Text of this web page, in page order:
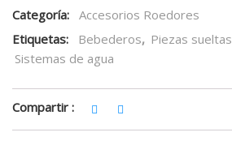
Categoría: Accesorios Roedores
Etiquetas:
Bebederos, Piezas sueltas
Sistemas de agua
Compartir :